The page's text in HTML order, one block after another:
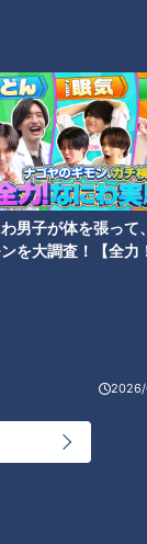
男子が体を張って
を大調査！【全力
2026/
アナ #あるある